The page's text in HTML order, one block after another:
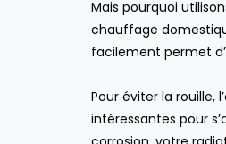
Mais pourquoi
chauffage
facilement permet
Pour éviter la rouille,
intéressantes pour